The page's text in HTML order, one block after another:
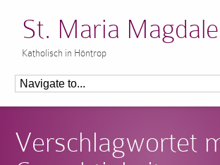
St. Maria
Katholisch in Höntrop
Verschlagwortet